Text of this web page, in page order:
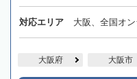
対応エリア 大阪、全国オ
大阪府 大阪市